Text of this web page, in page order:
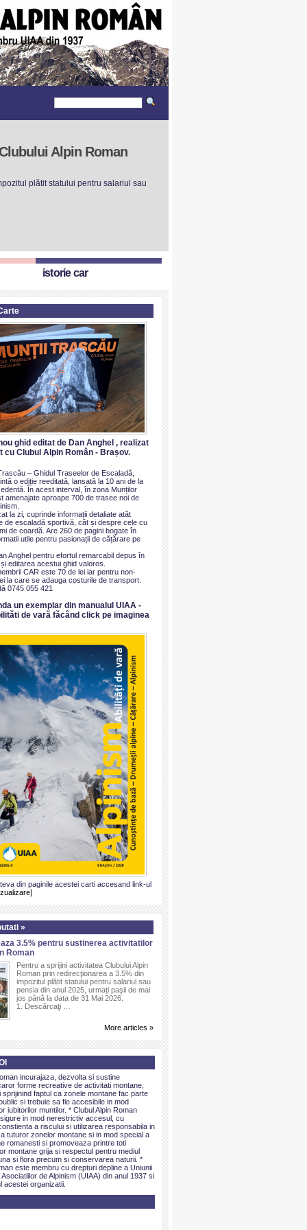
Alpin Roman
plătit statului pentru salariul sau
istorie car
ghid editat de Dan Anghel , realizat
cu Clubul Alpin Român - Brașov.
– Ghidul Traseelor de Escaladă,
o ediție reeditată, lansată la 10 ani de la
În acest interval, în zona Munților
amenajate aproape 700 de trasee noi de
la zi, cuprinde informații detaliate atât
de escaladă sportivă, cât și despre cele cu
de coardă. Are 260 de pagini bogate în
utile pentru pasionații de cățărare pe
Anghel pentru efortul remarcabil depus în
editarea acestui ghid valoros.
CAR este 70 de lei iar pentru non-
la care se adauga costurile de transport.
0745 055 421
un exemplar din manualul UIAA -
de vară făcând click pe imaginea
din paginile acestei carti accesand link-ul
»
3.5% pentru sustinerea activitatilor
Roman
Pentru a sprijini activitatea Clubului Alpin
Roman prin redirecţionarea a 3.5% din
impozitul plătit statului pentru salariul sau
pensia din anul 2025, urmați paşii de mai
jos până la data de 31 Mai 2026.
1. Descărcaţi …
More articles »
incurajaza, dezvolta si sustine
forme recreative de activitati montane,
faptul ca zonele montane fac parte
si trebuie sa fie accesibile in mod
iubitorilor muntilor. * Clubul Alpin Roman
in mod nerestrictiv accesul, cu
a riscului si utilizarea responsabila in
tuturor zonelor montane si in mod special a
romanesti si promoveaza printre toti
montane grija si respectul pentru mediul
si flora precum si conservarea naturii. *
este membru cu drepturi depline a Uniunii
de Alpinism (UIAA) din anul 1937 si
acestei organizatii.